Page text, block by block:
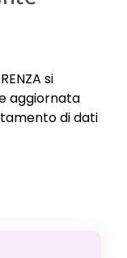
si
aggiornata
di dati